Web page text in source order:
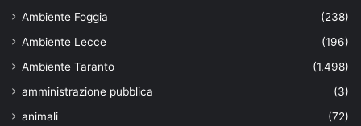
Ambiente Foggia
(238)
Ambiente Lecce
(196)
Ambiente Taranto
(1.498)
amministrazione pubblica
(3)
animali
(72)